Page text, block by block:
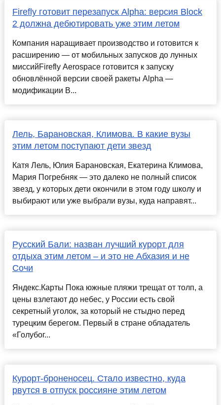
Firefly готовит перезапуск Alpha: версия Block
2 должна дебютировать уже этим летом
Компания наращивает производство и готовится к
расширению — от мобильных запусков до лунных
миссийFirefly Aerospace готовится к запуску
обновлённой версии своей ракеты Alpha —
модификации B...
Лель, Барановская, Климова. В какие вузы
этим летом поступают дети звезд
Катя Лель, Юлия Барановская, Екатерина Климова,
Мария Погребняк — это далеко не полный список
звезд, у которых дети окончили в этом году школу и
выбирают или уже выбрали вузы, куда направят...
Русский Бали: назван лучший курорт для
отдыха этим летом – и это не Абхазия и не
Сочи
Яндекс.Карты Пока южные пляжи трещат от толп, а
цены взлетают до небес, у России есть свой
секретный уголок, за который не стыдно перед
турецким берегом. Первый в стране обладатель
«Голубог...
Курорт-броненосец. Стало известно, куда
рвутся в отпуск россияне этим летом